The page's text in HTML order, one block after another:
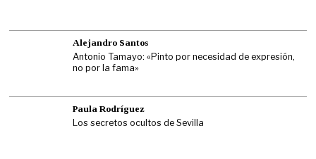
Alejandro Santos
Antonio Tamayo: «Pinto por necesidad de expresión,
no por la fama»
Paula Rodríguez
Los secretos ocultos de Sevilla